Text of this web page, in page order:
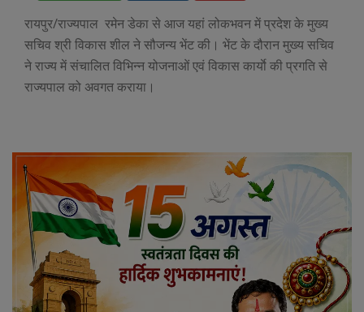
रायपुर/राज्यपाल रमेन डेका से आज यहां लोकभवन में प्रदेश के मुख्य
सचिव श्री विकास शील ने सौजन्य भेंट की। भेंट के दौरान मुख्य सचिव
ने राज्य में संचालित विभिन्न योजनाओं एवं विकास कार्याे की प्रगति से
राज्यपाल को अवगत कराया।